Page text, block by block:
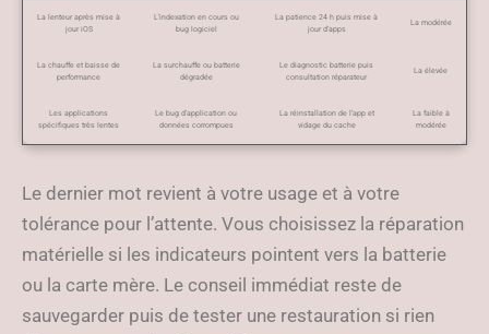
La lenteur après mise à
jour iOS
L’indexation en cours ou
bug logiciel
La patience 24 h puis mise à
jour d’apps
La modérée
La chauffe et baisse de
performance
La surchauffe ou batterie
dégradée
Le diagnostic batterie puis
consultation réparateur
La élevée
Les applications
spécifiques très lentes
Le bug d’application ou
données corrompues
La réinstallation de l’app et
vidage du cache
La faible à
modérée
Le dernier mot revient à votre usage et à votre
tolérance pour l’attente. Vous choisissez la réparation
matérielle si les indicateurs pointent vers la batterie
ou la carte mère. Le conseil immédiat reste de
sauvegarder puis de tester une restauration si rien